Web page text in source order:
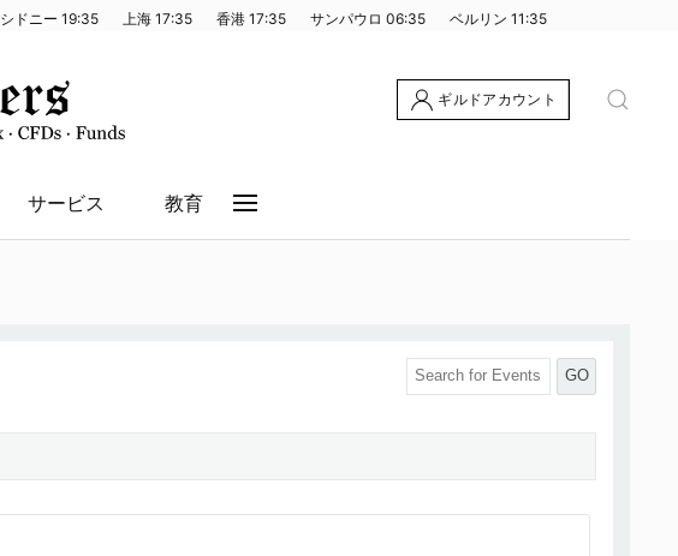
シドニー 19:35 上海 17:35 香港 17:35 サンパウロ 06:35 ベルリン 11:35
ギルドアカウント
サービス 教育
GO